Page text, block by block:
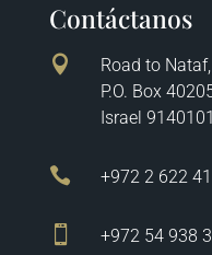
Contáctanos

Road to
P.O. Box
Israel 9140101
 +972 2 622
 +972 54 938